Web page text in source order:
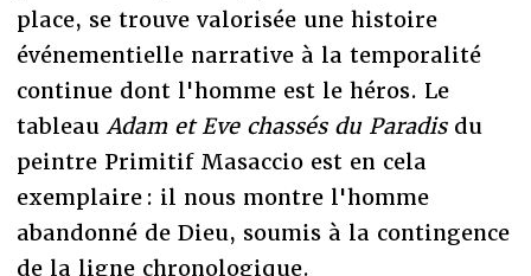
place, se trouve valorisée une histoire
événementielle narrative à la temporalité
continue dont l'homme est le héros. Le
tableauAdam et Eve chassés du Paradisdu
peintre Primitif Masaccio est en cela
exemplaire : il nous montre l'homme
abandonné de Dieu, soumis à la contingence
de la ligne chronologique.